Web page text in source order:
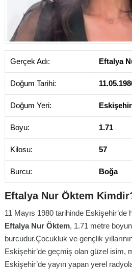
Gerçek Adı: Eftalya
Doğum Tarihi:
Doğum Yeri: Eskişehir
Boyu: 1.71
Kilosu: 57
Burcu: Boğa
Eftalya Nur Öktem
11 Mayıs 1980 tarihinde Eskişehir’de
Eftalya Nur Öktem, 1.71 metre
burcudur.Çocukluk ve gençlik
Eskişehir’de geçmiş olan güzel isim,
Eskişehir’de yayın yapan yerel